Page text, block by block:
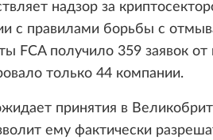
надзор за
с правилами борьбы с
FCA получило 359 заявок
только 44 компании.
принятия в
ему фактически